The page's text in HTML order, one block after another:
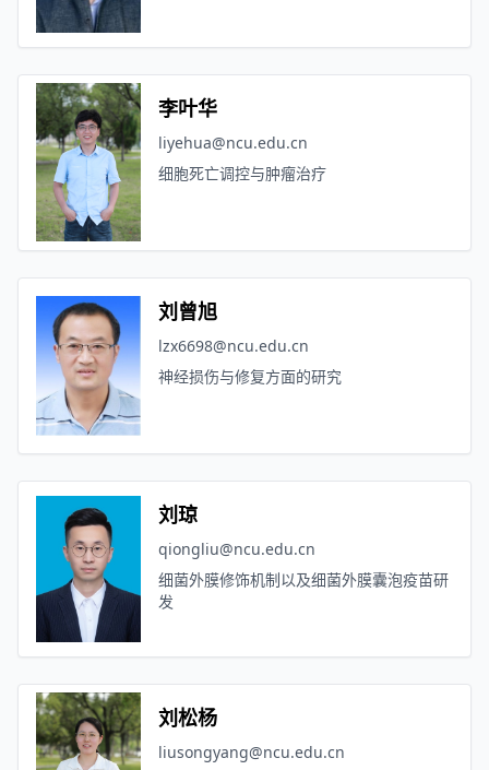
李叶华
liyehua@ncu.edu.cn
细胞死亡调控与肿瘤治疗
刘曾旭
lzx6698@ncu.edu.cn
神经损伤与修复方面的研究
刘琼
qiongliu@ncu.edu.cn
细菌外膜修饰机制以及细菌外膜囊泡疫苗研
发
刘松杨
liusongyang@ncu.edu.cn